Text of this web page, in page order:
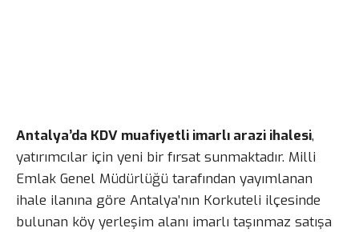
Antalya’da KDV muafiyetli imarlı arazi ihalesi,
yatırımcılar için yeni bir fırsat sunmaktadır. Milli
Emlak Genel Müdürlüğü tarafından yayımlanan
ihale ilanına göre Antalya’nın Korkuteli ilçesinde
bulunan köy yerleşim alanı imarlı taşınmaz satışa